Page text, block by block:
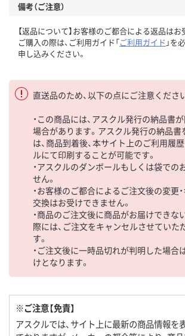
備考（ご注意）
【返品について】お客様のご都合による返品はお
ご購入の際は、ご利用ガイド「ご利用ガイド 」を
申し込みください。
直送品のため、以下の点にご注意くださ
・この商品には、アスクル発行の納品書
場合があります。アスクル発行の納品
は、商品到着後、本サイト上のご利用履
ルにて印刷することが可能です。
・アスクルのダンボールもしくは袋での
せん。
・お客様のご都合によるご注文後の変更・
交換はお受けできません。
・商品のご注文後に商品がお届けできな
際には、ご注文をキャンセルさせていた
す。
・ご注文後に一時品切れが判明した場合
けとなります。
※ご注意【免責】
アスクルでは、サイト上に最新の商品情報を